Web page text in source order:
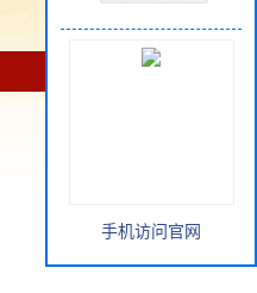
手机访问官网